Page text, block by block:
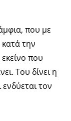
που με
κατά την
που
Του δίνει η
τον